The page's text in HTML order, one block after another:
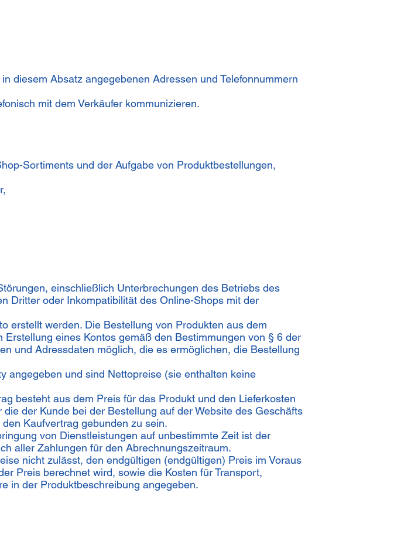
diesem Absatz angegebenen Adressen und Telefonnummern
mit dem Verkäufer kommunizieren.
Sortiments und der Aufgabe von Produktbestellungen,
einschließlich Unterbrechungen des Betriebs des
Dritter oder Inkompatibilität des Online-Shops mit der
erstellt werden. Die Bestellung von Produkten aus dem
eines Kontos gemäß den Bestimmungen von § 6 der
und Adressdaten möglich, die es ermöglichen, die Bestellung
angegeben und sind Nettopreise (sie enthalten keine
besteht aus dem Preis für das Produkt und den Lieferkosten
der Kunde bei der Bestellung auf der Website des Geschäfts
Kaufvertrag gebunden zu sein.
von Dienstleistungen auf unbestimmte Zeit ist der
aller Zahlungen für den Abrechnungszeitraum.
nicht zulässt, den endgültigen (endgültigen) Preis im Voraus
Preis berechnet wird, sowie die Kosten für Transport,
in der Produktbeschreibung angegeben.